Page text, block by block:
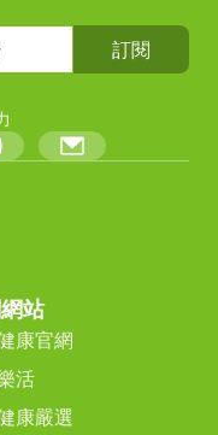
訂閱
站
康官網
活
康嚴選